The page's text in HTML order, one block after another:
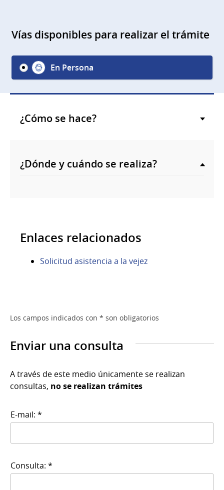
Vías disponibles para realizar el trámite
En Persona
¿Cómo se hace?
¿Dónde y cuándo se realiza?
Enlaces relacionados
Solicitud asistencia a la vejez
Los campos indicados con * son obligatorios
Enviar una consulta
A través de este medio únicamente se realizan
consultas, no se realizan trámites
E-mail: *
Consulta: *